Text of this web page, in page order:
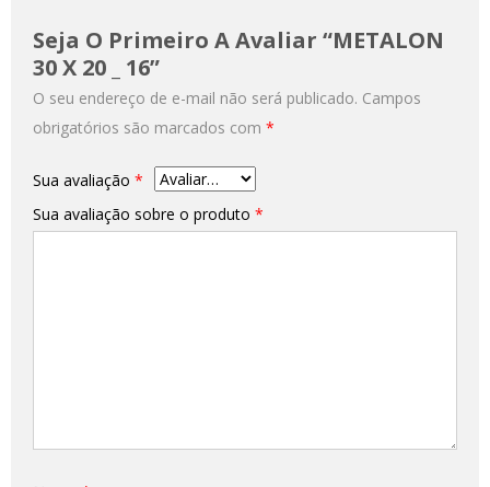
Seja O Primeiro A Avaliar “METALON
30 X 20 _ 16”
O seu endereço de e-mail não será publicado. Campos
obrigatórios são marcados com *
Sua avaliação *
Sua avaliação sobre o produto *